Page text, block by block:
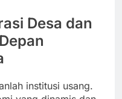
Desa dan
institusi usang.